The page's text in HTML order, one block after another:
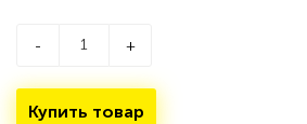
- +
Купить товар